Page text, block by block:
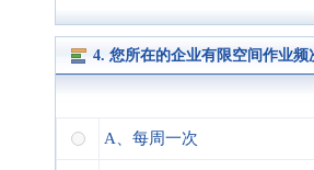
4. 您所在的企业有限空间作业频
A、每周一次